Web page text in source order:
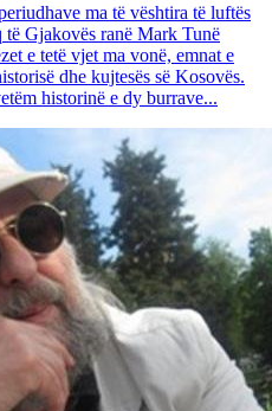
ma të vështira të luftës
Gjakovës ranë Mark Tunë
e tetë vjet ma vonë, emnat e
dhe kujtesës së Kosovës.
historinë e dy burrave...